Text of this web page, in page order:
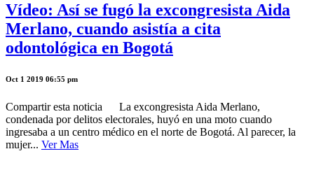
Vídeo: Así se fugó la excongresista Aida
Merlano, cuando asistía a cita
odontológica en Bogotá
Oct 1 2019 06:55 pm
Compartir esta noticia La excongresista Aida Merlano,
condenada por delitos electorales, huyó en una moto cuando
ingresaba a un centro médico en el norte de Bogotá. Al parecer, la
mujer... Ver Mas